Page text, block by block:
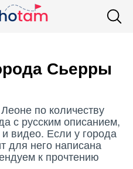
Сьерры
по количеству
с русским описанием,
видео. Если у города
для него написана
к прочтению